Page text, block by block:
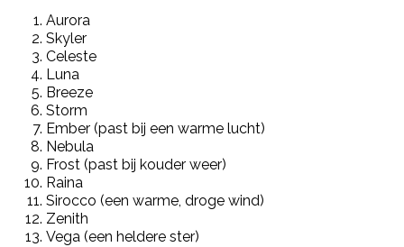
Aurora
Skyler
Celeste
Luna
Breeze
Storm
Ember (past bij een warme lucht)
Nebula
Frost (past bij kouder weer)
Raina
Sirocco (een warme, droge wind)
Zenith
Vega (een heldere ster)